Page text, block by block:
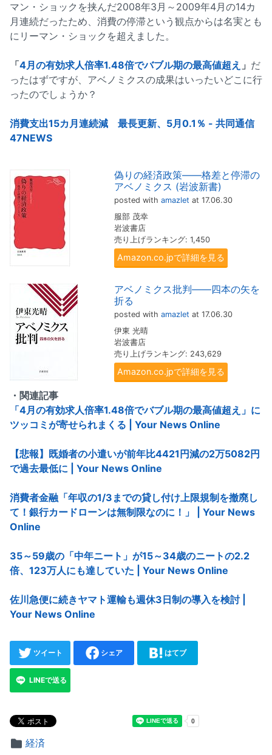
マン・ショックを挟んだ2008年3月～2009年4月の14カ
月連続だったため、消費の停滞という観点からは名実とも
にリーマン・ショックを超えました。
「4月の有効求人倍率1.48倍でバブル期の最高値超え 」 だ
ったはずですが、アベノミクスの成果はいったいどこに行
ったのでしょうか？
消費支出15カ月連続減 最長更新、5月0.1％ - 共同通信
47NEWS
偽りの経済政策――格差と停滞の
アベノミクス (岩波新書)
posted with amazlet at 17.06.30
服部 茂幸
岩波書店
売り上げランキング: 1,450
Amazon.co.jpで詳細を見る
アベノミクス批判――四本の矢を
折る
posted with amazlet at 17.06.30
伊東 光晴
岩波書店
売り上げランキング: 243,629
Amazon.co.jpで詳細を見る
・関連記事
「4月の有効求人倍率1.48倍でバブル期の最高値超え」に
ツッコミが寄せられまくる | Your News Online
【悲報】既婚者の小遣いが前年比4421円減の2万5082円
で過去最低に | Your News Online
消費者金融「年収の1/3までの貸し付け上限規制を撤廃し
て！銀行カードローンは無制限なのに！」 | Your News
Online
35～59歳の「中年ニート」が15～34歳のニートの2.2
倍、123万人にも達していた | Your News Online
佐川急便に続きヤマト運輸も週休3日制の導入を検討 |
Your News Online
ツイート シェア はてブ
LINEで送る
経済